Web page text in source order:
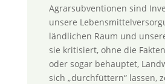
Agrarsubventionen sind
unsere
ländlichen Raum und
sie kritisiert, ohne die
oder sogar behauptet,
sich „durchfüttern“ lassen,